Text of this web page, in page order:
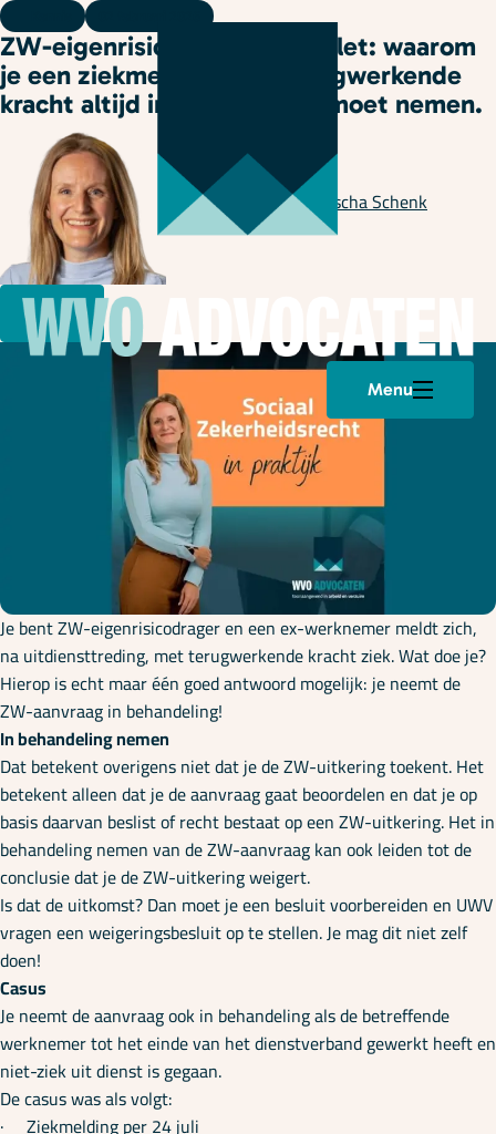
Menu
Onze specialisaties
Cursussen
Podcasts
Over ons
Plan een afspraak
ZW-eigenrisicodragers opgelet: waarom
je een ziekmelding met terugwerkende
kracht altijd in behandeling moet nemen.
Geschreven doorNatascha Schenk
Je bent ZW-eigenrisicodrager en een ex-werknemer meldt zich,
na uitdiensttreding, met terugwerkende kracht ziek. Wat doe je?
Hierop is echt maar één goed antwoord mogelijk: je neemt de
ZW-aanvraag in behandeling!
In behandeling nemen
Dat betekent overigens niet dat je de ZW-uitkering toekent. Het
betekent alleen dat je de aanvraag gaat beoordelen en dat je op
basis daarvan beslist of recht bestaat op een ZW-uitkering. Het in
behandeling nemen van de ZW-aanvraag kan ook leiden tot de
conclusie dat je de ZW-uitkering weigert.
Is dat de uitkomst? Dan moet je een besluit voorbereiden en UWV
vragen een weigeringsbesluit op te stellen. Je mag dit niet zelf
doen!
Casus
Je neemt de aanvraag ook in behandeling als de betreffende
werknemer tot het einde van het dienstverband gewerkt heeft en
niet-ziek uit dienst is gegaan.
De casus was als volgt:
· Ziekmelding per 24 juli